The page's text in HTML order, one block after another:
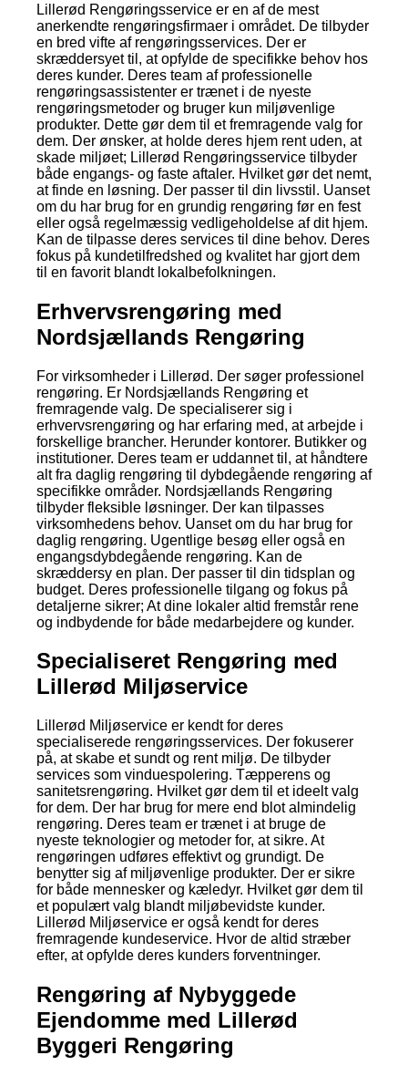
Lillerød Rengøringsservice er en af de mest
anerkendte rengøringsfirmaer i området. De tilbyder
en bred vifte af rengøringsservices. Der er
skræddersyet til, at opfylde de specifikke behov hos
deres kunder. Deres team af professionelle
rengøringsassistenter er trænet i de nyeste
rengøringsmetoder og bruger kun miljøvenlige
produkter. Dette gør dem til et fremragende valg for
dem. Der ønsker, at holde deres hjem rent uden, at
skade miljøet; Lillerød Rengøringsservice tilbyder
både engangs- og faste aftaler. Hvilket gør det nemt,
at finde en løsning. Der passer til din livsstil. Uanset
om du har brug for en grundig rengøring før en fest
eller også regelmæssig vedligeholdelse af dit hjem.
Kan de tilpasse deres services til dine behov. Deres
fokus på kundetilfredshed og kvalitet har gjort dem
til en favorit blandt lokalbefolkningen.
Erhvervsrengøring med
Nordsjællands Rengøring
For virksomheder i Lillerød. Der søger professionel
rengøring. Er Nordsjællands Rengøring et
fremragende valg. De specialiserer sig i
erhvervsrengøring og har erfaring med, at arbejde i
forskellige brancher. Herunder kontorer. Butikker og
institutioner. Deres team er uddannet til, at håndtere
alt fra daglig rengøring til dybdegående rengøring af
specifikke områder. Nordsjællands Rengøring
tilbyder fleksible løsninger. Der kan tilpasses
virksomhedens behov. Uanset om du har brug for
daglig rengøring. Ugentlige besøg eller også en
engangsdybdegående rengøring. Kan de
skræddersy en plan. Der passer til din tidsplan og
budget. Deres professionelle tilgang og fokus på
detaljerne sikrer; At dine lokaler altid fremstår rene
og indbydende for både medarbejdere og kunder.
Specialiseret Rengøring med
Lillerød Miljøservice
Lillerød Miljøservice er kendt for deres
specialiserede rengøringsservices. Der fokuserer
på, at skabe et sundt og rent miljø. De tilbyder
services som vinduespolering. Tæpperens og
sanitetsrengøring. Hvilket gør dem til et ideelt valg
for dem. Der har brug for mere end blot almindelig
rengøring. Deres team er trænet i at bruge de
nyeste teknologier og metoder for, at sikre. At
rengøringen udføres effektivt og grundigt. De
benytter sig af miljøvenlige produkter. Der er sikre
for både mennesker og kæledyr. Hvilket gør dem til
et populært valg blandt miljøbevidste kunder.
Lillerød Miljøservice er også kendt for deres
fremragende kundeservice. Hvor de altid stræber
efter, at opfylde deres kunders forventninger.
Rengøring af Nybyggede
Ejendomme med Lillerød
Byggeri Rengøring